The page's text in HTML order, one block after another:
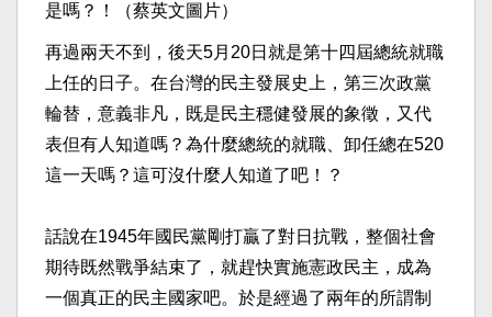
是嗎？！（蔡英文圖片）
再過兩天不到，後天5月20日就是第十四屆總統就職
上任的日子。在台灣的民主發展史上，第三次政黨
輪替，意義非凡，既是民主穩健發展的象徵，又代
表但有人知道嗎？為什麼總統的就職、卸任總在520
這一天嗎？這可沒什麼人知道了吧！？
話說在1945年國民黨剛打贏了對日抗戰，整個社會
期待既然戰爭結束了，就趕快實施憲政民主，成為
一個真正的民主國家吧。於是經過了兩年的所謂制